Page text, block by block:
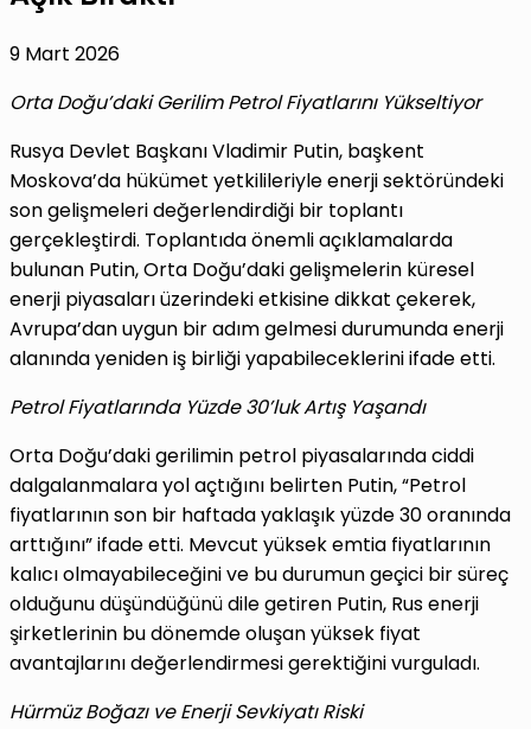
9 Mart 2026
Orta Doğu’daki Gerilim Petrol Fiyatlarını Yükseltiyor
Rusya Devlet Başkanı Vladimir Putin, başkent
Moskova’da hükümet yetkilileriyle enerji sektöründeki
son gelişmeleri değerlendirdiği bir toplantı
gerçekleştirdi. Toplantıda önemli açıklamalarda
bulunan Putin, Orta Doğu’daki gelişmelerin küresel
enerji piyasaları üzerindeki etkisine dikkat çekerek,
Avrupa’dan uygun bir adım gelmesi durumunda enerji
alanında yeniden iş birliği yapabileceklerini ifade etti.
Petrol Fiyatlarında Yüzde 30’luk Artış Yaşandı
Orta Doğu’daki gerilimin petrol piyasalarında ciddi
dalgalanmalara yol açtığını belirten Putin, “Petrol
fiyatlarının son bir haftada yaklaşık yüzde 30 oranında
arttığını” ifade etti. Mevcut yüksek emtia fiyatlarının
kalıcı olmayabileceğini ve bu durumun geçici bir süreç
olduğunu düşündüğünü dile getiren Putin, Rus enerji
şirketlerinin bu dönemde oluşan yüksek fiyat
avantajlarını değerlendirmesi gerektiğini vurguladı.
Hürmüz Boğazı ve Enerji Sevkiyatı Riski